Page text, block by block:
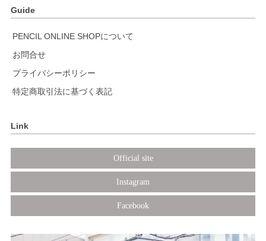
Guide
PENCIL ONLINE SHOPについて
お問合せ
プライバシーポリシー
特定商取引法に基づく表記
Link
Official site
Instagram
Facebook